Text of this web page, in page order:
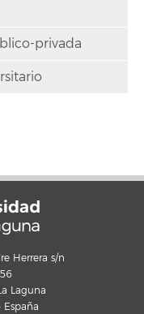
privada
Herrera s/n
Laguna
España